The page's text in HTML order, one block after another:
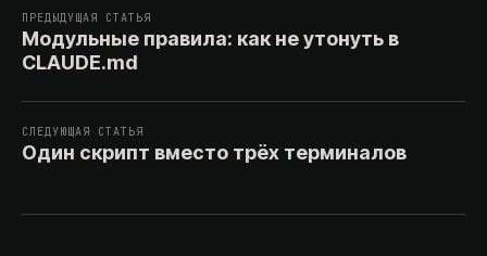
ПРЕДЫДУЩАЯ СТАТЬЯ
Модульные правила: как не утонуть в
CLAUDE.md
СЛЕДУЮЩАЯ СТАТЬЯ
Один скрипт вместо трёх терминалов